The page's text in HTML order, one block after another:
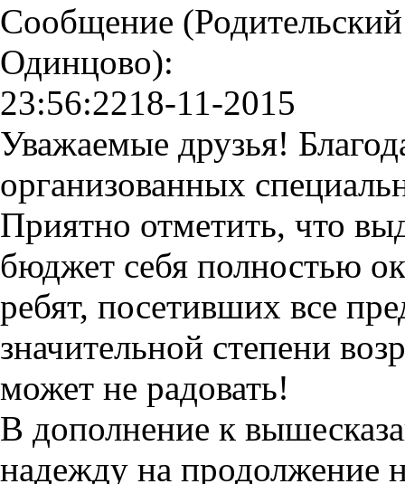
Сообщение
Одинцово):
23:56:2218-11-2015
Уважаемые друзья!
организованных
Приятно отметить, что
бюджет себя полностью
ребят, посетивших все
значительной степени
может не радовать!
В дополнение к
надежду на продолжение